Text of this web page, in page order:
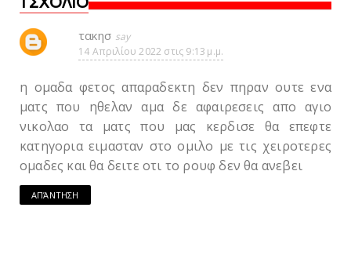
τακησ
14 Απριλίου 2022 στις 9:13 μ.μ.
η ομαδα φετος απαραδεκτη δεν πηραν ουτε ενα
ματς που ηθελαν αμα δε αφαιρεσεις απο αγιο
νικολαο τα ματς που μας κερδισε θα επεφτε
κατηγορια ειμασταν στο ομιλο με τις χειροτερες
ομαδες και θα δειτε οτι το ρουφ δεν θα ανεβει
ΑΠΆΝΤΗΣΗ